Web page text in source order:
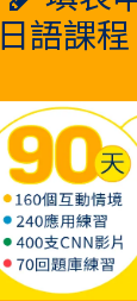
語課